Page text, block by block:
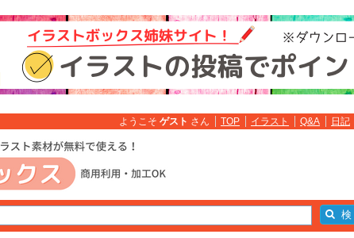
ようこそ ゲスト さん TOP イラスト Q&A 日記